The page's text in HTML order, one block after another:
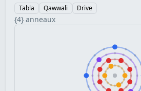
Tabla
Qawwali Drive
{4} anneaux